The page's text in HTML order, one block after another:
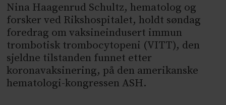
Nina Haagenrud Schultz, hematolog og
forsker ved Rikshospitalet, holdt søndag
foredrag om vaksineindusert immun
trombotisk trombocytopeni (VITT), den
sjeldne tilstanden funnet etter
koronavaksinering, på den amerikanske
hematologi-kongressen ASH.